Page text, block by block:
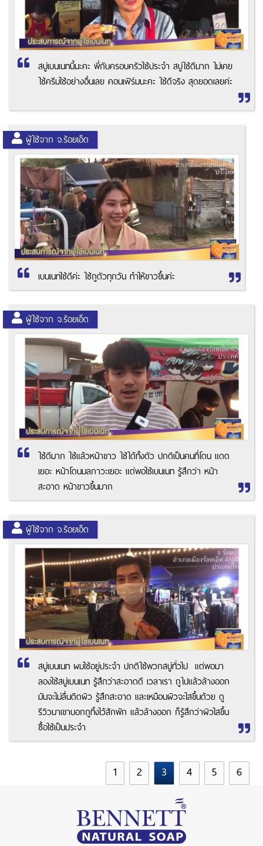
สบู่เบนเนทนี้นะคะ พี่กับครอบครัวใช้ประจำ สบู่ใช้ดีมาก ไม่เคย
ใช้ครีมใช้อย่างอื่นเลย คอนเฟิร์มนะคะ ใช้ดีจริง สุดยอดเลยค่ะ
ผู้ใช้จาก จ.ร้อยเอ็ด
เบนเนทใช้ดีค่ะ ใช้ถูตัวทุกวัน ทำให้ขาวขึ้นค่ะ
ผู้ใช้จาก จ.ร้อยเอ็ด
ใช้ดีมาก ใช้แล้วหน้าขาว ใช้ได้ทั้งตัว ปกติเป็นคนที่โดน แดด
เยอะ หน้าโดนมลภาวะเยอะ แต่พอใช้เบนเนท รู้สึกว่า หน้า
สะอาด หน้าขาวขึ้นมาก
ผู้ใช้จาก จ.ร้อยเอ็ด
สบู่เบนเนท ผมใช้อยู่ประจำ ปกติใช้พวกสบู่ทั่วไป แต่พอมา
ลองใช้สบู่เบนเนท รู้สึกว่าสะอาดดี เวลาเรา ถูไปแล้วล้างออก
มันจะไม่ลื่นติดผิว รู้สึกสะอาด และเหมือนผิวจะใสขึ้นด้วย ดู
รีวิวมาเขาบอกถูทิ้งไว้สักพัก แล้วล้างออก ก็รู้สึกว่าผิวใสขึ้น
ซื้อใช้เป็นประจำ
1 2 3 4 5 6